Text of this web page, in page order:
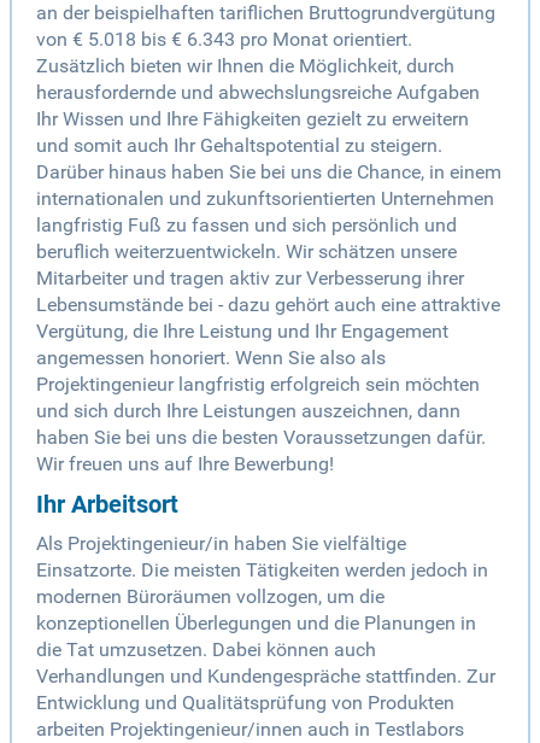
an der beispielhaften tariflichen Bruttogrundvergütung
von € 5.018 bis € 6.343 pro Monat orientiert.
Zusätzlich bieten wir Ihnen die Möglichkeit, durch
herausfordernde und abwechslungsreiche Aufgaben
Ihr Wissen und Ihre Fähigkeiten gezielt zu erweitern
und somit auch Ihr Gehaltspotential zu steigern.
Darüber hinaus haben Sie bei uns die Chance, in einem
internationalen und zukunftsorientierten Unternehmen
langfristig Fuß zu fassen und sich persönlich und
beruflich weiterzuentwickeln. Wir schätzen unsere
Mitarbeiter und tragen aktiv zur Verbesserung ihrer
Lebensumstände bei - dazu gehört auch eine attraktive
Vergütung, die Ihre Leistung und Ihr Engagement
angemessen honoriert. Wenn Sie also als
Projektingenieur langfristig erfolgreich sein möchten
und sich durch Ihre Leistungen auszeichnen, dann
haben Sie bei uns die besten Voraussetzungen dafür.
Wir freuen uns auf Ihre Bewerbung!
Ihr Arbeitsort
Als Projektingenieur/in haben Sie vielfältige
Einsatzorte. Die meisten Tätigkeiten werden jedoch in
modernen Büroräumen vollzogen, um die
konzeptionellen Überlegungen und die Planungen in
die Tat umzusetzen. Dabei können auch
Verhandlungen und Kundengespräche stattfinden. Zur
Entwicklung und Qualitätsprüfung von Produkten
arbeiten Projektingenieur/innen auch in Testlabors